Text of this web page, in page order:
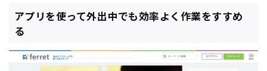
アプリを使って外出中でも効率よく作業をすすめ
る